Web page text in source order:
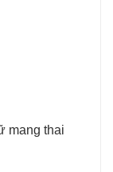
mang thai